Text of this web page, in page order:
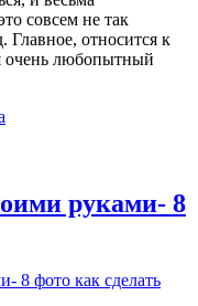
совсем не так
Главное, относится к
очень любопытный
руками- 8